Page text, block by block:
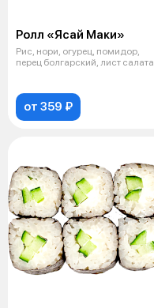
Ролл «Ясай Маки»
Рис, нори, огурец, помидор,
перец болгарский, лист салата
от 359 ₽